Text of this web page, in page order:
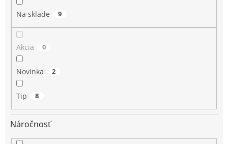
Na sklade 9
Akcia 0
Novinka 2
Tip 8
Náročnosť